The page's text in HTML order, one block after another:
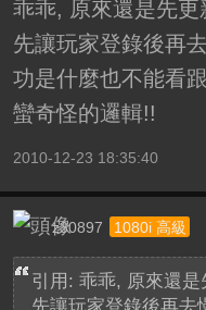
乖乖, 原來還是先
先讓玩家登錄後再
功是什麼也不能看
蠻奇怪的邏輯!!
2010-12-23 18:35:40
z30897 1080i 高級
引用: 乖乖, 原來還